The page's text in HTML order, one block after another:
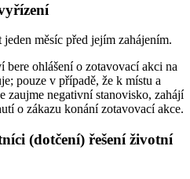
měsíc před jejím zahájením.
bere ohlášení o zotavovací akci na
pouze v případě, že k místu a
zaujme negativní stanovisko, zahájí
o zákazu konání zotavovací akce.
(dotčení) řešení životní